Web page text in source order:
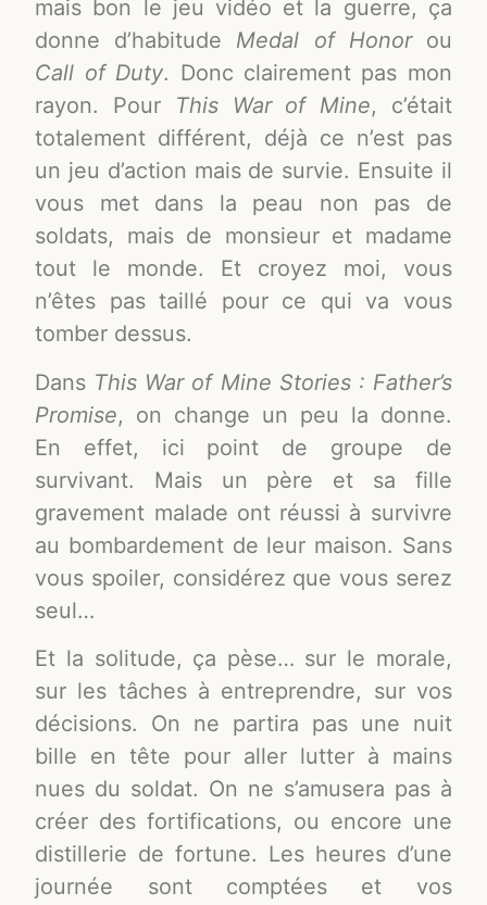
mais bon le jeu vidéo et la guerre, ça
donne d’habitude Medal of Honorou
Call of Duty. Donc clairement pas mon
rayon. Pour This War of Mine, c’était
totalement différent, déjà ce n’est pas
un jeu d’action mais de survie. Ensuite il
vous met dans la peau non pas de
soldats, mais de monsieur et madame
tout le monde. Et croyez moi, vous
n’êtes pas taillé pour ce qui va vous
tomber dessus.
Dans This War of Mine Stories : Father’s
Promise, on change un peu la donne.
En effet, ici point de groupe de
survivant. Mais un père et sa fille
gravement malade ont réussi à survivre
au bombardement de leur maison. Sans
vous spoiler, considérez que vous serez
seul…
Et la solitude, ça pèse… sur le morale,
sur les tâches à entreprendre, sur vos
décisions. On ne partira pas une nuit
bille en tête pour aller lutter à mains
nues du soldat. On ne s’amusera pas à
créer des fortifications, ou encore une
distillerie de fortune. Les heures d’une
journée sont comptées et vos